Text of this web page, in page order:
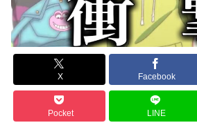
X Facebook
Pocket LINE